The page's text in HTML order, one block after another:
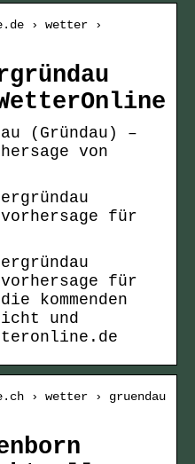
› wetter ›
(Gründau) –
von
für
für
kommenden
und
› wetter › gruendau